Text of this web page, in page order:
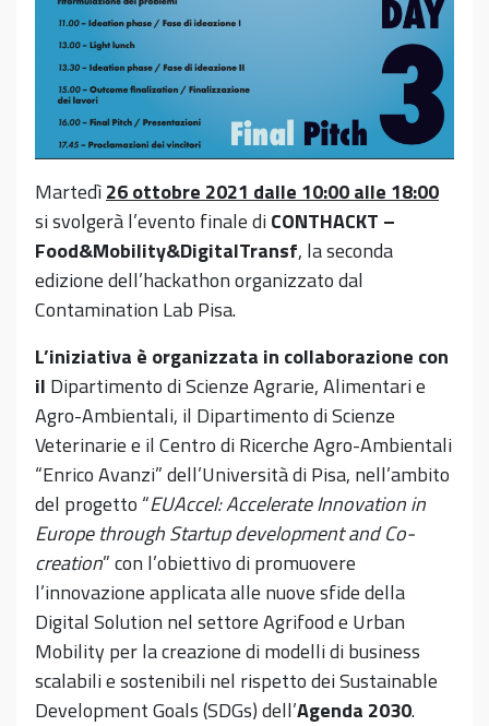
Martedì26 ottobre 2021 dalle 10:00 alle 18:00
si svolgerà l’evento finale diCONTHACKT –
Food&Mobility&DigitalTransf, la seconda
edizione dell’hackathon organizzato dal
Contamination Lab Pisa.
L’iniziativa è organizzata in collaborazione con
il Dipartimento di Scienze Agrarie, Alimentari e
Agro-Ambientali, il Dipartimento di Scienze
Veterinarie e il Centro di Ricerche Agro-Ambientali
“Enrico Avanzi” dell’Università di Pisa, nell’ambito
del progetto “EUAccel: Accelerate Innovation in
Europe through Startup development and Co-
creation” con l’obiettivo di promuovere
l’innovazione applicata alle nuove sfide della
Digital Solution nel settore Agrifood e Urban
Mobility per la creazione di modelli di business
scalabili e sostenibili nel rispetto dei Sustainable
Development Goals (SDGs) dell’Agenda 2030.